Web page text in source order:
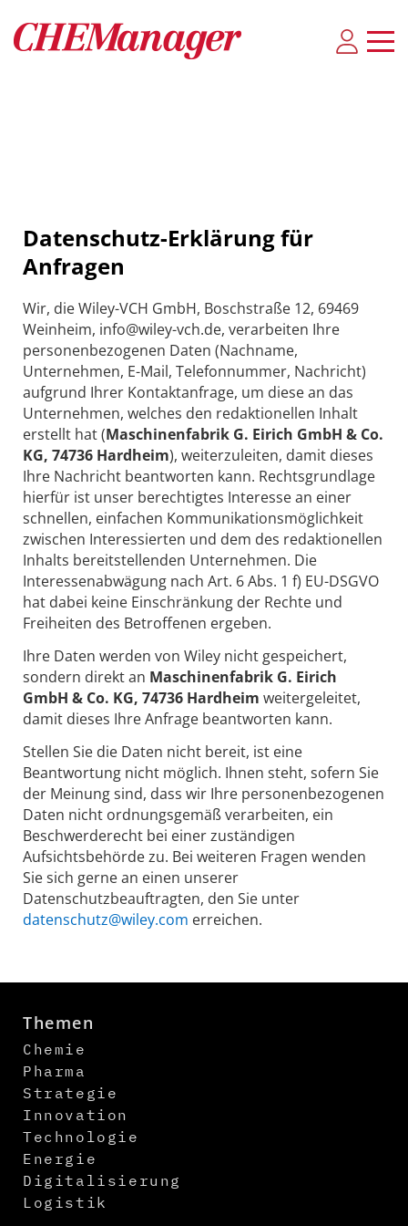
Datenschutz-Erklärung für
Anfragen
Wir, die Wiley-VCH GmbH, Boschstraße 12, 69469
Weinheim, info@wiley-vch.de, verarbeiten Ihre
personenbezogenen Daten (Nachname,
Unternehmen, E-Mail, Telefonnummer, Nachricht)
aufgrund Ihrer Kontaktanfrage, um diese an das
Unternehmen, welches den redaktionellen Inhalt
erstellt hat (Maschinenfabrik G. Eirich GmbH & Co.
KG, 74736 Hardheim), weiterzuleiten, damit dieses
Ihre Nachricht beantworten kann. Rechtsgrundlage
hierfür ist unser berechtigtes Interesse an einer
schnellen, einfachen Kommunikationsmöglichkeit
zwischen Interessierten und dem des redaktionellen
Inhalts bereitstellenden Unternehmen. Die
Interessenabwägung nach Art. 6 Abs. 1 f) EU-DSGVO
hat dabei keine Einschränkung der Rechte und
Freiheiten des Betroffenen ergeben.
Ihre Daten werden von Wiley nicht gespeichert,
sondern direkt an Maschinenfabrik G. Eirich
GmbH & Co. KG, 74736 Hardheim weitergeleitet,
damit dieses Ihre Anfrage beantworten kann.
Stellen Sie die Daten nicht bereit, ist eine
Beantwortung nicht möglich. Ihnen steht, sofern Sie
der Meinung sind, dass wir Ihre personenbezogenen
Daten nicht ordnungsgemäß verarbeiten, ein
Beschwerderecht bei einer zuständigen
Aufsichtsbehörde zu. Bei weiteren Fragen wenden
Sie sich gerne an einen unserer
Datenschutzbeauftragten, den Sie unter
datenschutz@wiley.com erreichen.
Themen
Chemie
Pharma
Strategie
Innovation
Technologie
Energie
Digitalisierung
Logistik